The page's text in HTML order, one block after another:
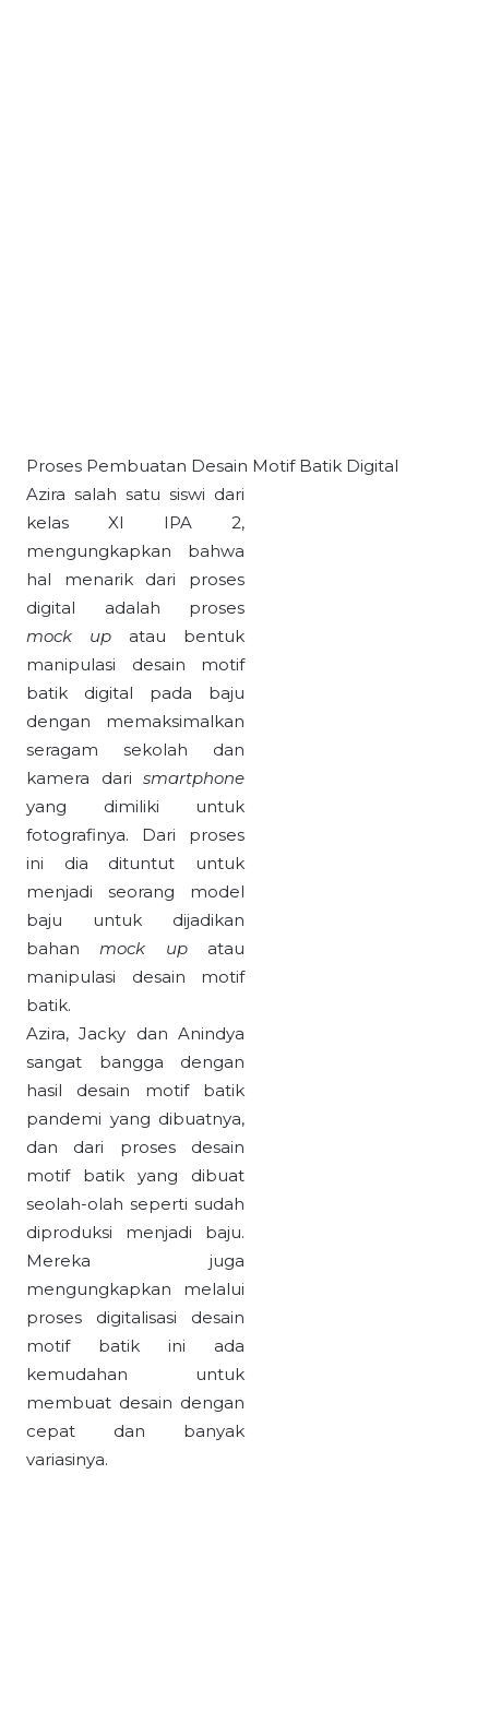
Proses Pembuatan Desain Motif Batik Digital
Azira salah satu siswi dari
kelas XI IPA 2,
mengungkapkan bahwa
hal menarik dari proses
digital adalah proses
mock up atau bentuk
manipulasi desain motif
batik digital pada baju
dengan memaksimalkan
seragam sekolah dan
kamera dari smartphone
yang dimiliki untuk
fotografinya. Dari proses
ini dia dituntut untuk
menjadi seorang model
baju untuk dijadikan
bahanmock upatau
manipulasi desain motif
batik.
Azira, Jacky dan Anindya
sangat bangga dengan
hasil desain motif batik
pandemi yang dibuatnya,
dan dari proses desain
motif batik yang dibuat
seolah-olah seperti sudah
diproduksi menjadi baju.
Mereka juga
mengungkapkan melalui
proses digitalisasi desain
motif batik ini ada
kemudahan untuk
membuat desain dengan
cepat dan banyak
variasinya.